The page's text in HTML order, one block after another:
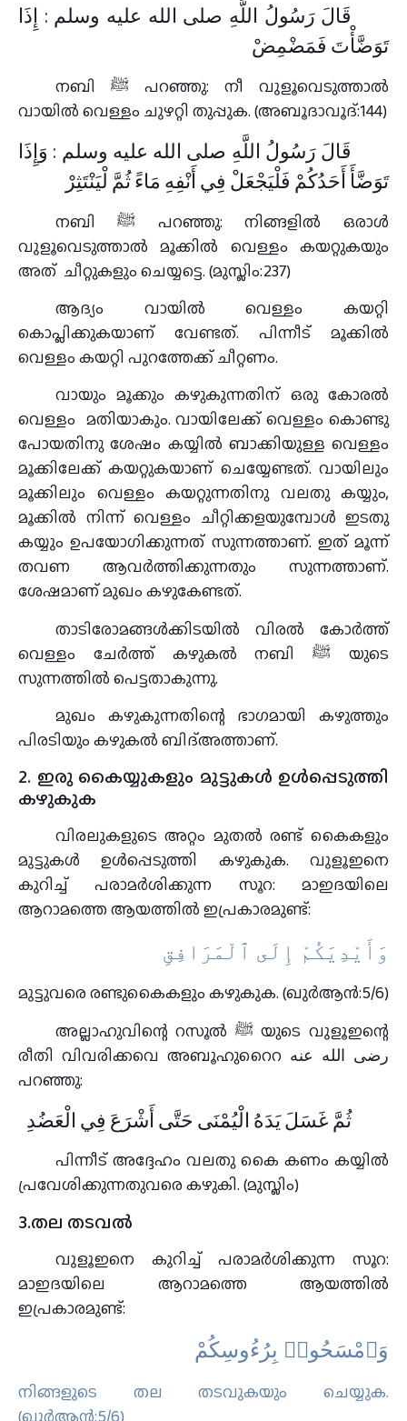
قَالَ رَسُولُ اللَّهِ صلى الله عليه وسلم : إِذَا
تَوَضَّأْتَ فَمَضْمِضْ
നബി ﷺ പറഞ്ഞു: നീ വുളൂവെടുത്താൽ
വായിൽ വെള്ളം ചുഴറ്റി തുപ്പുക. (അബൂദാവൂദ്:144)
قَالَ رَسُولُ اللَّهِ صلى الله عليه وسلم : وَإِذَا
تَوَضَّأَ أَحَدُكُمْ فَلْيَجْعَلْ فِي أَنْفِهِ مَاءً ثُمَّ لْيَنْتَثِرْ
നബി ﷺ പറഞ്ഞു: നിങ്ങളിൽ ഒരാൾ
വുളൂവെടുത്താൽ മൂക്കിൽ വെള്ളം കയറ്റുകയും
അത് ചീറ്റുകളും ചെയ്യട്ടെ. (മുസ്ലിം:237)
ആദ്യം വായില്‍ വെള്ളം കയറ്റി
കൊപ്ലിക്കുകയാണ് വേണ്ടത്. പിന്നീട് മൂക്കില്‍
വെള്ളം കയറ്റി പുറത്തേക്ക് ചീറ്റണം.
വായും മൂക്കും കഴുകുന്നതിന്‌ ഒരു കോരല്‍
വെള്ളം മതിയാകും. വായിലേക്ക് വെള്ളം കൊണ്ടു
പോയതിനു ശേഷം കയ്യില്‍ ബാക്കിയുള്ള വെള്ളം
മൂക്കിലേക്ക് കയറ്റുകയാണ് ചെയ്യേണ്ടത്. വായിലും
മൂക്കിലും വെള്ളം കയറ്റുന്നതിനു വലതു കയ്യും,
മൂക്കില്‍ നിന്ന് വെള്ളം ചീറ്റിക്കളയുമ്പോള്‍ ഇടതു
കയ്യും ഉപയോഗിക്കുന്നത് സുന്നത്താണ്. ഇത് മൂന്ന്
തവണ ആവര്‍ത്തിക്കുന്നതും സുന്നത്താണ്.
ശേഷമാണ് മുഖം കഴുകേണ്ടത്.
താടിരോമങ്ങള്‍ക്കിടയില്‍ വിരല്‍ കോര്‍ത്ത്‌
വെള്ളം ചേര്‍ത്ത്‌ കഴുകല്‍ നബി ﷺ യുടെ
സുന്നത്തില്‍ പെട്ടതാകുന്നു.
മുഖം കഴുകുന്നതിന്റെ ഭാഗമായി കഴുത്തും
പിരടിയും കഴുകൽ ബിദ്അത്താണ്.
2. ഇരു കൈയ്യുകളും മുട്ടുകൾ ഉൾപ്പെടുത്തി
കഴുകുക
വിരലുകളുടെ അറ്റം മുതല്‍ രണ്ട്‌ കൈകളും
മുട്ടുകള്‍ ഉള്‍പ്പെടുത്തി കഴുകുക. വുളൂഇനെ
കുറിച്ച് പരാമർശിക്കുന്ന സൂറ: മാഇദയിലെ
ആറാമത്തെ ആയത്തിൽ ഇപ്രകാരമുണ്ട്:
وَأَيْدِيَكُمْ إِلَى ٱلْمَرَافِقِ
മുട്ടുവരെ രണ്ടുകൈകളും കഴുകുക. (ഖുർആൻ:5/6)
അല്ലാഹുവിന്റെ റസൂല്‍ ﷺ യുടെ വുളൂഇന്റെ
രീതി വിവരിക്കവെ അബൂഹുറൈറ رضى الله عنه
പറഞ്ഞു:
ثُمَّ غَسَلَ يَدَهُ الْيُمْنَى حَتَّى أَشْرَعَ فِي الْعَضُدِ
പിന്നീട്‌ അദ്ദേഹം വലതു കൈ കണം കയ്യില്‍
പ്രവേശിക്കുന്നതുവരെ കഴുകി. (മുസ്ലിം)
3.തല തടവൽ
വുളൂഇനെ കുറിച്ച് പരാമർശിക്കുന്ന സൂറ:
മാഇദയിലെ ആറാമത്തെ ആയത്തിൽ
ഇപ്രകാരമുണ്ട്:
وَٱمْسَحُوا۟ بِرُءُوسِكُمْ
നിങ്ങളുടെ തല തടവുകയും ചെയ്യുക.
(ഖുർആൻ:5/6)